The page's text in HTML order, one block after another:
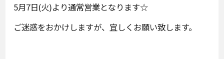
5月7日(火)より通常営業となります☆
ご迷惑をおかけしますが、宜しくお願い致します。